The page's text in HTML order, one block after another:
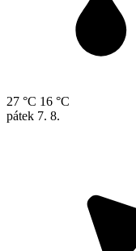
27 °C 16 °C
pátek 7. 8.